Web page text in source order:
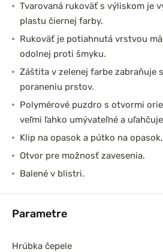
Tvarovaná rukoväť s výliskom je
plastu čiernej farby.
Rukoväť je potiahnutá vrstvou
odolnej proti šmyku.
Záštita v zelenej farbe zabraňuje
poraneniu prstov.
Polymérové puzdro s otvormi
veľmi ľahko umývateľné a
Klip na opasok a pútko na
Otvor pre možnosť zavesenia.
Balené v blistri.
Parametre
Hrúbka čepele